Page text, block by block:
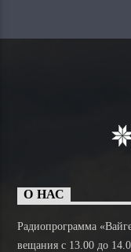
О НАС
Радиопрограмма
вещания с 13.00 до